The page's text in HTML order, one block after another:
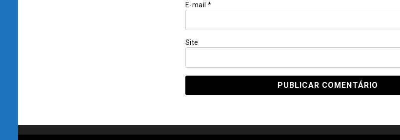
E-mail *
Site